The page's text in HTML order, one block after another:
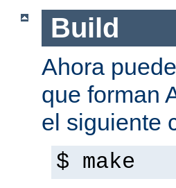
Build
Ahora
que forman
el siguiente
$ make